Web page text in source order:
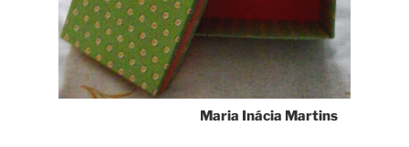
Maria Inácia Martins